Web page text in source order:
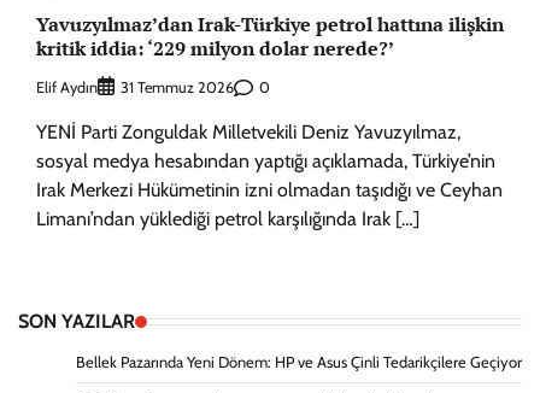
Yavuzyılmaz’dan Irak-Türkiye petrol hattına ilişkin
kritik iddia: ‘229 milyon dolar nerede?’
Elif Aydın 31 Temmuz 2026 0
YENİ Parti Zonguldak Milletvekili Deniz Yavuzyılmaz,
sosyal medya hesabından yaptığı açıklamada, Türkiye’nin
Irak Merkezi Hükümetinin izni olmadan taşıdığı ve Ceyhan
Limanı’ndan yüklediği petrol karşılığında Irak […]
SON YAZILAR
Bellek Pazarında Yeni Dönem: HP ve Asus Çinli Tedarikçilere Geçiyor